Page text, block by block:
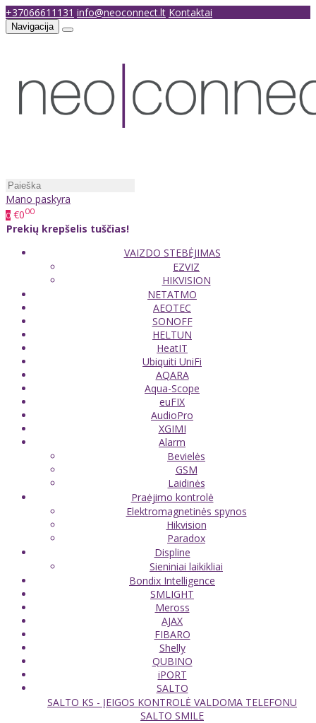
+37066611131 info@neoconnect.lt Kontaktai
Navigacija
Mano paskyra
0 €000
Prekių krepšelis tuščias!
VAIZDO STEBĖJIMAS
EZVIZ
HIKVISION
NETATMO
AEOTEC
SONOFF
HELTUN
HeatIT
Ubiquiti UniFi
AQARA
Aqua-Scope
euFIX
AudioPro
XGIMI
Alarm
Bevielės
GSM
Laidinės
Praėjimo kontrolė
Elektromagnetinės spynos
Hikvision
Paradox
Displine
Sieniniai laikikliai
Bondix Intelligence
SMLIGHT
Meross
AJAX
FIBARO
Shelly
QUBINO
iPORT
SALTO
SALTO KS - ĮEIGOS KONTROLĖ VALDOMA TELEFONU
SALTO SMILE